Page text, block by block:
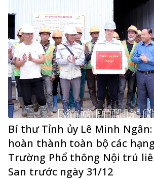
Bí thư Tỉnh ủy Lê Minh
hoàn thành toàn bộ các
Trường Phổ thông Nội trú
San trước ngày 31/12